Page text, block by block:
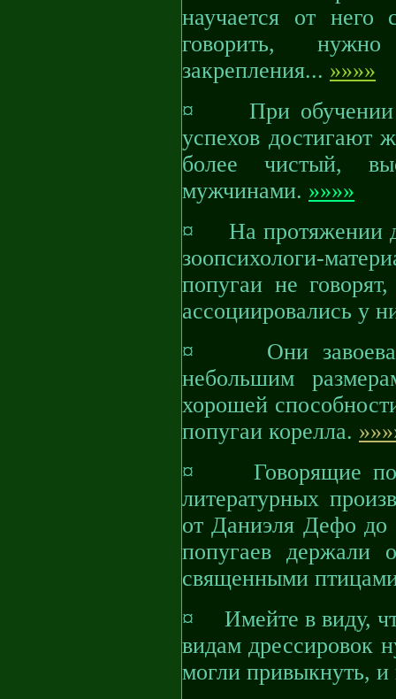
научается от него
говорить,
закрепления... »»»»
¤ При обучении
успехов достигают
более чистый,
мужчинами. »»»»
¤ На протяжении
зоопсихологи-
попугаи не
ассоциировались у
¤ Они завоевали
небольшим
хорошей
попугаи корелла.
¤ Говорящие
литературных
от Даниэля Дефо
попугаев держали
священными
¤ Имейте в виду,
видам дрессировок
могли привыкнуть, и